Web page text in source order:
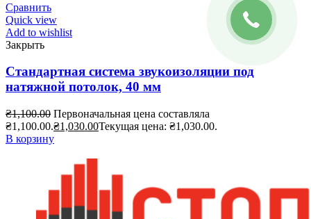
Сравнить
Quick view
Add to wishlist
Закрыть
Стандартная система звукоизоляции под
натяжной потолок, 40 мм
₴1,100.00 Первоначальная цена составляла
₴1,100.00.₴1,030.00Текущая цена: ₴1,030.00.
В корзину